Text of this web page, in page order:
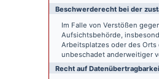
Beschwerde­recht bei der
Im Falle von Verstößen
Aufsichtsbehörde,
Arbeitsplatzes oder des
unbeschadet anderweitiger
Recht auf